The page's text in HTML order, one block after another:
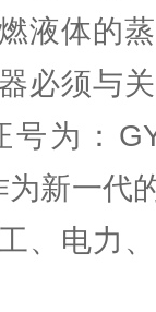
液体的
必须与
为：
新一代
、电力